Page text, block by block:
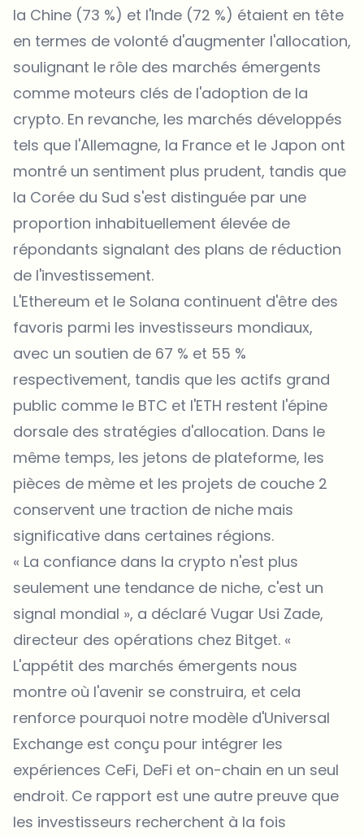
la Chine (73 %) et l'Inde (72 %) étaient en tête
en termes de volonté d'augmenter l'allocation,
soulignant le rôle des marchés émergents
comme moteurs clés de l'adoption de la
crypto. En revanche, les marchés développés
tels que l'Allemagne, la France et le Japon ont
montré un sentiment plus prudent, tandis que
la Corée du Sud s'est distinguée par une
proportion inhabituellement élevée de
répondants signalant des plans de réduction
de l'investissement.
L'Ethereum et le Solana continuent d'être des
favoris parmi les investisseurs mondiaux,
avec un soutien de 67 % et 55 %
respectivement, tandis que les actifs grand
public comme le BTC et l'ETH restent l'épine
dorsale des stratégies d'allocation. Dans le
même temps, les jetons de plateforme, les
pièces de mème et les projets de couche 2
conservent une traction de niche mais
significative dans certaines régions.
« La confiance dans la crypto n'est plus
seulement une tendance de niche, c'est un
signal mondial », a déclaré Vugar Usi Zade,
directeur des opérations chez Bitget. «
L'appétit des marchés émergents nous
montre où l'avenir se construira, et cela
renforce pourquoi notre modèle d'Universal
Exchange est conçu pour intégrer les
expériences CeFi, DeFi et on-chain en un seul
endroit. Ce rapport est une autre preuve que
les investisseurs recherchent à la fois